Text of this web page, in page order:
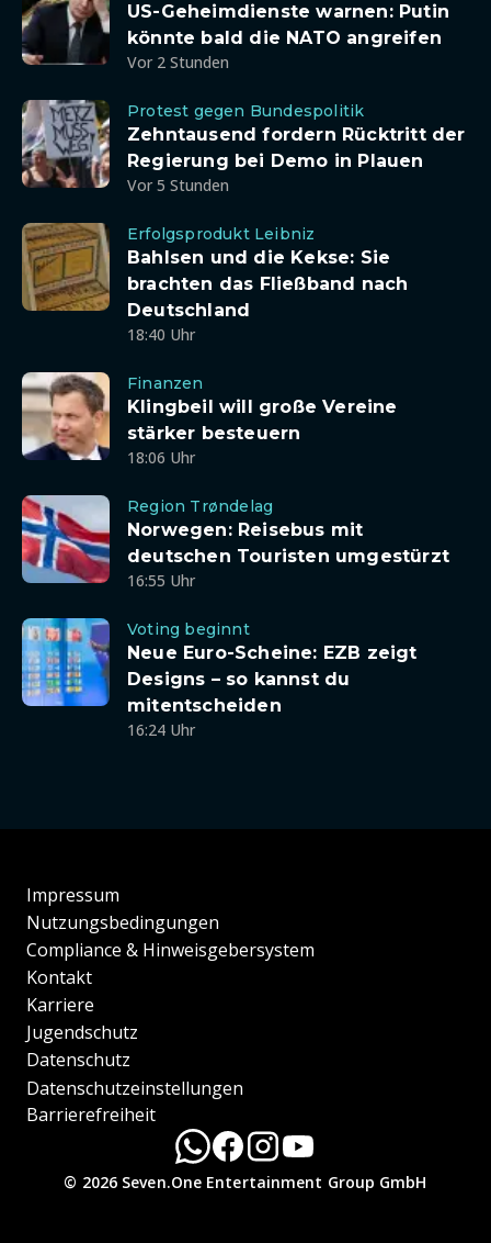
US-Geheimdienste warnen: Putin
könnte bald die NATO angreifen
Vor 2 Stunden
Protest gegen Bundespolitik
Zehntausend fordern Rücktritt der
Regierung bei Demo in Plauen
Vor 5 Stunden
Erfolgsprodukt Leibniz
Bahlsen und die Kekse: Sie
brachten das Fließband nach
Deutschland
18:40 Uhr
Finanzen
Klingbeil will große Vereine
stärker besteuern
18:06 Uhr
Region Trøndelag
Norwegen: Reisebus mit
deutschen Touristen umgestürzt
16:55 Uhr
Voting beginnt
Neue Euro-Scheine: EZB zeigt
Designs – so kannst du
mitentscheiden
16:24 Uhr
Impressum
Nutzungsbedingungen
Compliance & Hinweisgebersystem
Kontakt
Karriere
Jugendschutz
Datenschutz
Datenschutzeinstellungen
Barrierefreiheit
© 2026 Seven.One Entertainment Group GmbH